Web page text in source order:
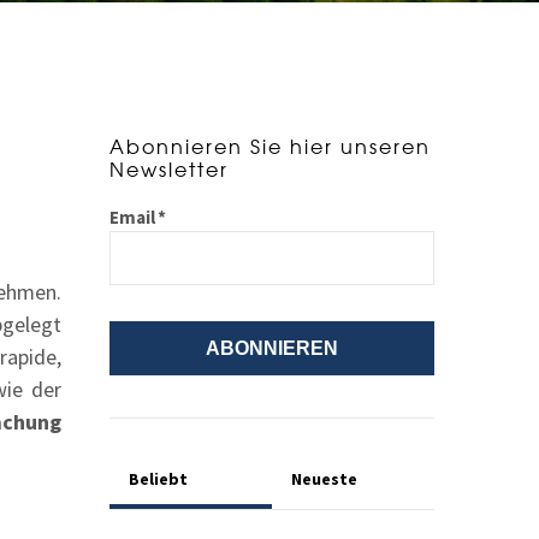
der
Abonnieren Sie hier unseren
Newsletter
Email*
Beliebt Neueste